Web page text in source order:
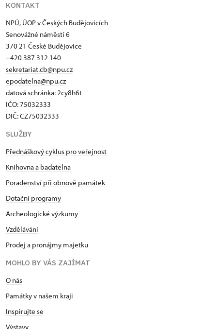
KONTAKT
NPÚ, ÚOP v Českých Budějovicích
Senovážné náměstí 6
370 21 České Budějovice
+420 387 312 140
sekretariat.cb@npu.cz
epodatelna@npu.cz
datová schránka: 2cy8h6t​
IČO: 75032333
DIČ: CZ75032333
SLUŽBY
Přednáškový cyklus pro veřejnost
Knihovna a badatelna
Poradenství při obnově památek
Dotační programy
Archeologické výzkumy
Vzdělávání
Prodej a pronájmy majetku
MOHLO BY VÁS ZAJÍMAT
O nás
Památky v našem kraji
Inspirujte se
Výstavy